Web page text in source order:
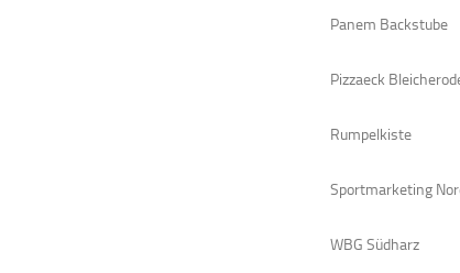
Panem Backstube
Pizzaeck
Rumpelkiste
Sportmarketing
WBG Südharz